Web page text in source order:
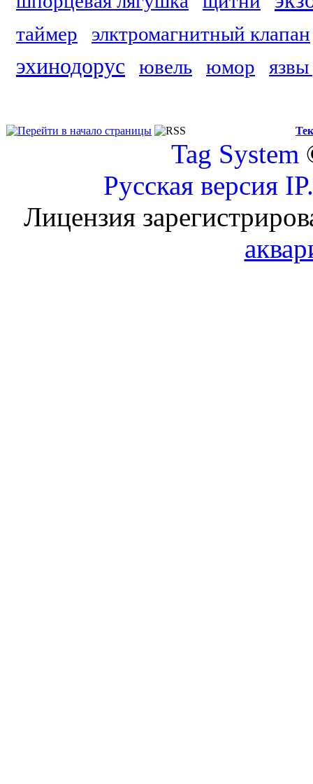
таймер элктромагнитный клапан
эхинодорус ювель юмор
Tag System
Русская версия
Лицензия